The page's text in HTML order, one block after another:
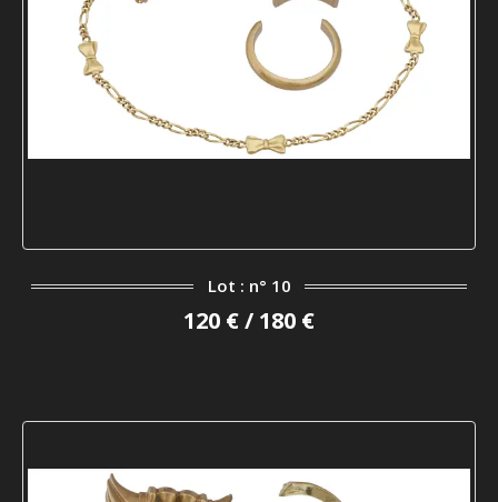
Lot : n° 10
120 € / 180 €